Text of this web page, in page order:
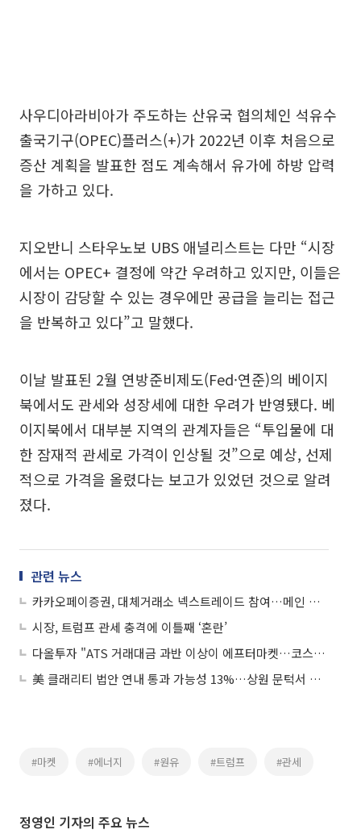
사우디아라비아가 주도하는 산유국 협의체인 석유수
출국기구(OPEC)플러스(+)가 2022년 이후 처음으로
증산 계획을 발표한 점도 계속해서 유가에 하방 압력
을 가하고 있다.
지오반니 스타우노보 UBS 애널리스트는 다만 “시장
에서는 OPEC+ 결정에 약간 우려하고 있지만, 이들은
시장이 감당할 수 있는 경우에만 공급을 늘리는 접근
을 반복하고 있다”고 말했다.
이날 발표된 2월 연방준비제도(Fed·연준)의 베이지
북에서도 관세와 성장세에 대한 우려가 반영됐다. 베
이지북에서 대부분 지역의 관계자들은 “투입물에 대
한 잠재적 관세로 가격이 인상될 것”으로 예상, 선제
적으로 가격을 올렸다는 보고가 있었던 것으로 알려
졌다.
관련 뉴스
카카오페이증권, 대체거래소 넥스트레이드 참여…메인 마켓 9월 진입
시장, 트럼프 관세 충격에 이틀째 ‘혼란’
다올투자 "ATS 거래대금 과반 이상이 에프터마켓…코스닥 대금 늘어날 것"
美 클래리티 법안 연내 통과 가능성 13%…상원 문턱서 제동
#마켓 #에너지 #원유 #트럼프 #관세
정영인 기자의 주요 뉴스